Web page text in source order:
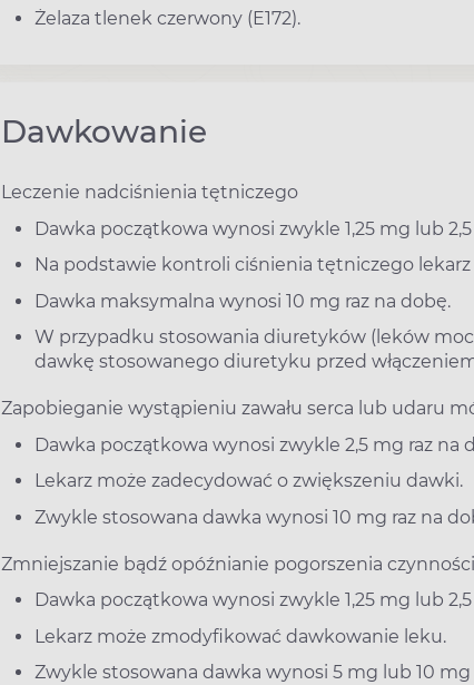
Żelaza tlenek czerwony (E172).
Dawkowanie
Leczenie nadciśnienia tętniczego
Dawka początkowa wynosi zwykle 1,25 mg lub
Na podstawie kontroli ciśnienia tętniczego
Dawka maksymalna wynosi 10 mg raz na dobę.
W przypadku stosowania diuretyków (leków
dawkę stosowanego diuretyku przed
Zapobieganie wystąpieniu zawału serca lub udaru
Dawka początkowa wynosi zwykle 2,5 mg raz na
Lekarz może zadecydować o zwiększeniu dawki.
Zwykle stosowana dawka wynosi 10 mg raz na
Zmniejszanie bądź opóźnianie pogorszenia
Dawka początkowa wynosi zwykle 1,25 mg lub
Lekarz może zmodyfikować dawkowanie leku.
Zwykle stosowana dawka wynosi 5 mg lub 10 mg